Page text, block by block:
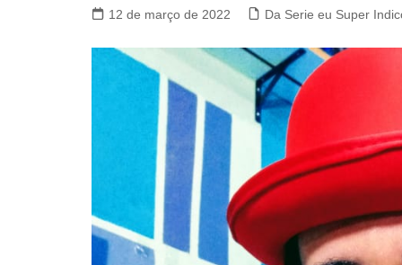
12 de março de 2022 Da Serie eu Super